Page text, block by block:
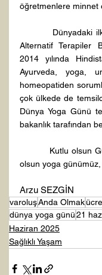
öğretmenlere minnet
Dünyadaki ilk
Alternatif Terapiler
2014 yılında
Ayurveda, yoga,
homeopatiden
çok ülkede de
Dünya Yoga Günü
bakanlık tarafından
Kutlu olsun
olsun yoga günümüz,
Arzu SEZGİN
varoluşAnda Olmak
dünya yoga günü21
Haziran 2025
Sağlıklı Yaşam